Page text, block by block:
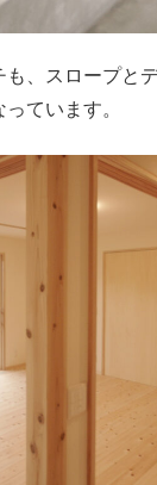
、スロープと
ています。